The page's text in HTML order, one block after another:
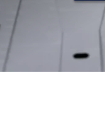
Vacatures